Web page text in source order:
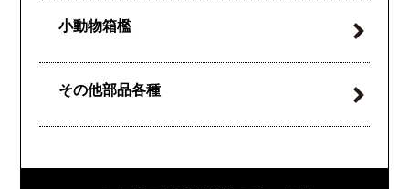
小動物箱檻
その他部品各種